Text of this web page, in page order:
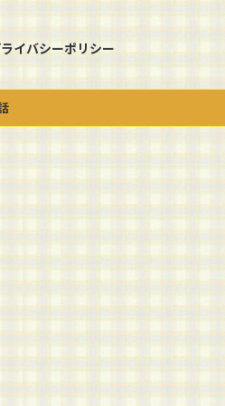
イバシーポリシー